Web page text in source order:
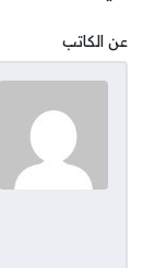
عن الكاتب